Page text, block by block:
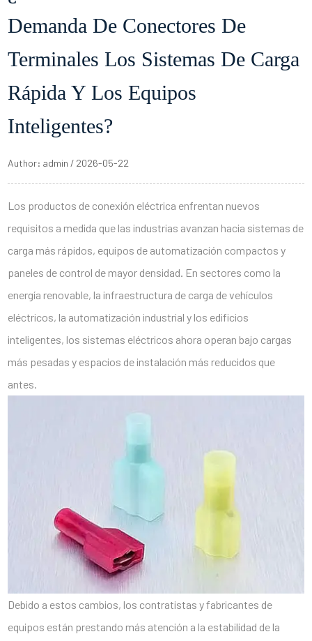
Demanda De Conectores De
Terminales Los Sistemas De Carga
Rápida Y Los Equipos
Inteligentes?
Author: admin / 2026-05-22
Los productos de conexión eléctrica enfrentan nuevos
requisitos a medida que las industrias avanzan hacia sistemas de
carga más rápidos, equipos de automatización compactos y
paneles de control de mayor densidad. En sectores como la
energía renovable, la infraestructura de carga de vehículos
eléctricos, la automatización industrial y los edificios
inteligentes, los sistemas eléctricos ahora operan bajo cargas
más pesadas y espacios de instalación más reducidos que
antes.
Debido a estos cambios, los contratistas y fabricantes de
equipos están prestando más atención a la estabilidad de la